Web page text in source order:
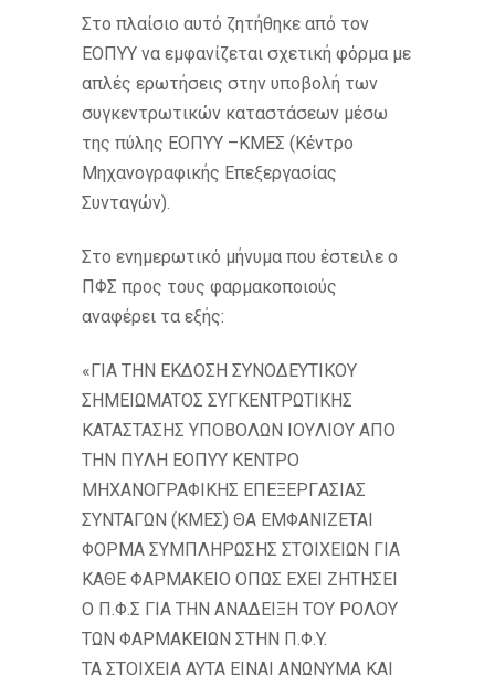
Στο πλαίσιο αυτό ζητήθηκε από τον
ΕΟΠΥΥ να εμφανίζεται σχετική φόρμα με
απλές ερωτήσεις στην υποβολή των
συγκεντρωτικών καταστάσεων μέσω
της πύλης ΕΟΠΥΥ –ΚΜΕΣ (Κέντρο
Μηχανογραφικής Επεξεργασίας
Συνταγών).
Στο ενημερωτικό μήνυμα που έστειλε ο
ΠΦΣ προς τους φαρμακοποιούς
αναφέρει τα εξής:
«ΓIA THN EKΔOΣH ΣYNOΔEYTIKOY
ΣHMEIΩMATOΣ ΣYΓKENTPΩTIKHΣ
KATAΣTAΣHΣ YΠOBOΛΩN IOYΛIOY AΠO
THN ΠYΛH EOΠYY KENTPO
MHXANOΓPAΦIKHΣ EΠEΞEPΓAΣIAΣ
ΣYNTAΓΩN (KMEΣ) ΘA EMΦANIZETAI
ΦOPMA ΣYMΠΛHPΩΣHΣ ΣTOIXEIΩN ΓIA
KAΘE ΦAPMAKEIO OΠΩΣ EXEI ZHTHΣEI
O Π.Φ.Σ ΓIA THN ANAΔEIΞH TOY POΛOY
TΩN ΦAPMAKEIΩN ΣTHN Π.Φ.Y.
TA ΣTOIXEIA AYTA EINAI ANΩNYMA KAI